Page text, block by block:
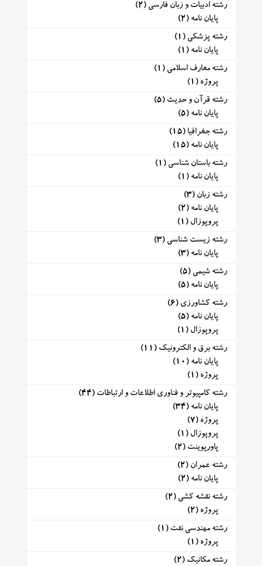
رشته ادبیات و زبان فارسی (2)
پایان نامه (2)
رشته پزشکی (1)
پایان نامه (1)
رشته معارف اسلامی (1)
پروژه (1)
رشته قرآن و حدیث (5)
پایان نامه (5)
رشته جغرافیا (15)
پایان نامه (15)
رشته باستان شناسی (1)
پایان نامه (1)
رشته زبان (3)
پایان نامه (2)
پروپوزال (1)
رشته زیست شناسی (3)
پایان نامه (3)
رشته شیمی (5)
پایان نامه (5)
رشته کشاورزی (6)
پایان نامه (5)
پروپوزال (1)
رشته برق و الکترونیک (11)
پایان نامه (10)
پروژه (1)
رشته کامپیوتر و فناوری اطلاعات و ارتباطات (44)
پایان نامه (34)
پروژه (7)
پروپوزال (1)
پاورپوینت (2)
رشته عمران (2)
پایان نامه (2)
رشته نقشه کشی (2)
پروژه (2)
رشته مهندسی نفت (1)
پروژه (1)
رشته مکانیک (2)